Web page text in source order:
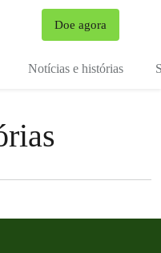
Doe agora
Notícias e histórias